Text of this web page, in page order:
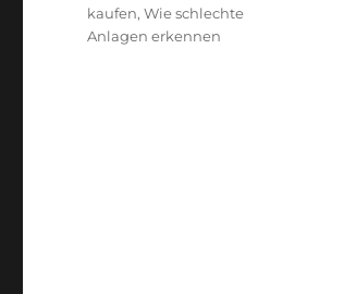
kaufen,Wie schlechte
Anlagen erkennen